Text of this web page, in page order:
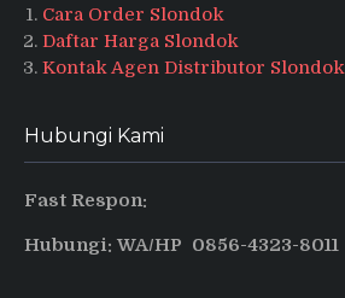
Cara Order Slondok
Daftar Harga Slondok
Kontak Agen Distributor Slondok
Hubungi Kami
Fast Respon:
Hubungi: WA/HP 0856-4323-8011